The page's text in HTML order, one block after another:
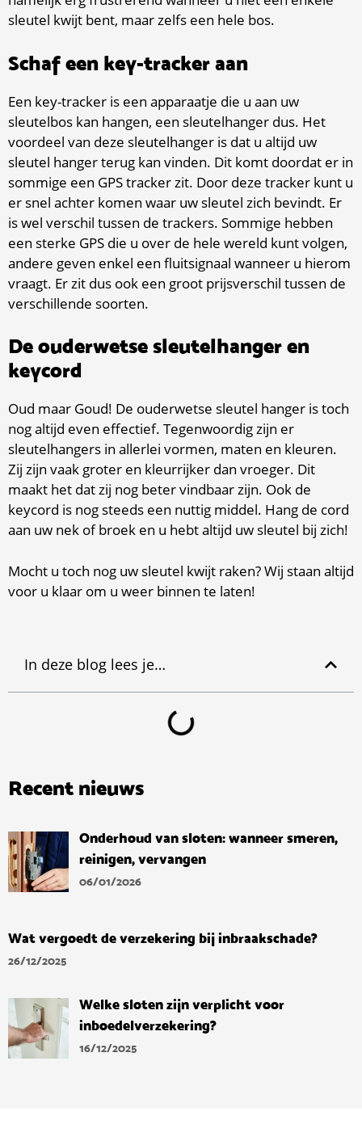
sleutel kwijt bent, maar zelfs een hele bos.
Schaf een key-tracker aan
Een key-tracker is een apparaatje die u aan uw
sleutelbos kan hangen, een sleutelhanger dus. Het
voordeel van deze sleutelhanger is dat u altijd uw
sleutel hanger terug kan vinden. Dit komt doordat er in
sommige een GPS tracker zit. Door deze tracker kunt u
er snel achter komen waar uw sleutel zich bevindt. Er
is wel verschil tussen de trackers. Sommige hebben
een sterke GPS die u over de hele wereld kunt volgen,
andere geven enkel een fluitsignaal wanneer u hierom
vraagt. Er zit dus ook een groot prijsverschil tussen de
verschillende soorten.
De ouderwetse sleutelhanger en
keycord
Oud maar Goud! De ouderwetse sleutel hanger is toch
nog altijd even effectief. Tegenwoordig zijn er
sleutelhangers in allerlei vormen, maten en kleuren.
Zij zijn vaak groter en kleurrijker dan vroeger. Dit
maakt het dat zij nog beter vindbaar zijn. Ook de
keycord is nog steeds een nuttig middel. Hang de cord
aan uw nek of broek en u hebt altijd uw sleutel bij zich!
Mocht u toch nog uw sleutel kwijt raken? Wij staan altijd
voor u klaar om u weer binnen te laten!
In deze blog lees je…
Recent nieuws
Onderhoud van sloten: wanneer smeren,
reinigen, vervangen
06/01/2026
Wat vergoedt de verzekering bij inbraakschade?
26/12/2025
Welke sloten zijn verplicht voor
inboedelverzekering?
16/12/2025